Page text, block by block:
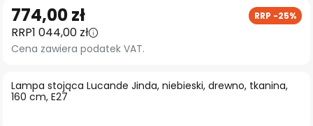
na
początek
galerii
Lampa stojąca Lucande Jinda, niebieski, drewno, tkanina,
160 cm, E27
774,00 zł RRP -25%
RRP1 044,00 zł
Cena zawiera podatek VAT.